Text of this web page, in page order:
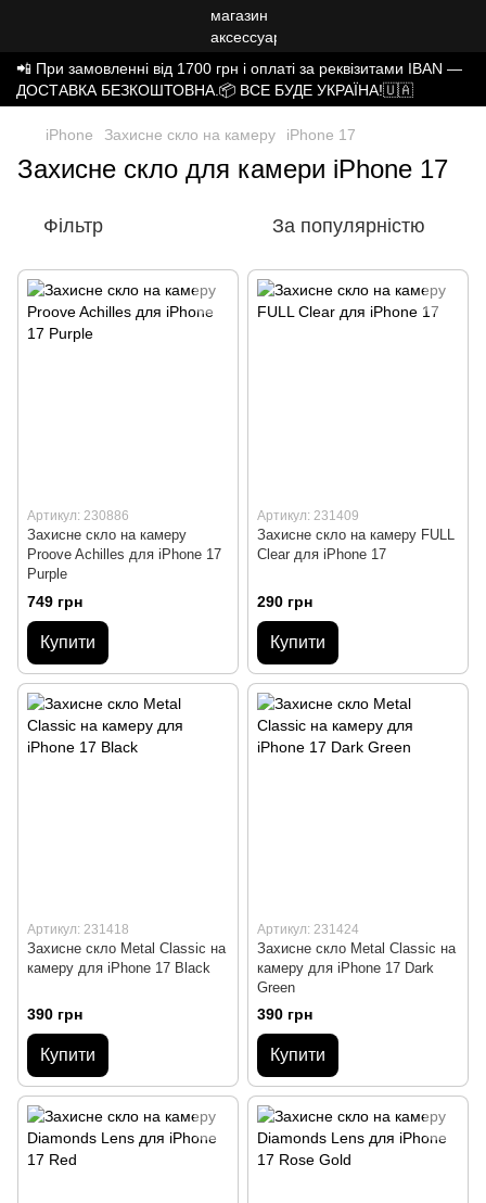
📲 При замовленні від 1700 грн і оплаті за реквізитами IBAN —
ДОСТАВКА БЕЗКОШТОВНА.📦 ВСЕ БУДЕ УКРАЇНА!🇺🇦
iPhone Захисне скло на камеру iPhone 17
Захисне скло для камери iPhone 17
Фільтр За популярністю
Артикул: 230886
Захисне скло на камеру
Proove Achilles для iPhone 17
Purple
749 грн
Купити
Артикул: 231409
Захисне скло на камеру FULL
Clear для iPhone 17
290 грн
Купити
Артикул: 231418
Захисне скло Metal Classic на
камеру для iPhone 17 Black
390 грн
Купити
Артикул: 231424
Захисне скло Metal Classic на
камеру для iPhone 17 Dark
Green
390 грн
Купити